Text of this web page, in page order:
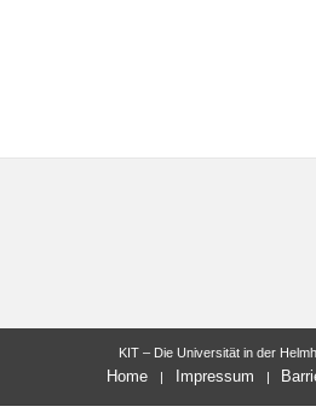
KIT – Die Universität in der
Home Impressum